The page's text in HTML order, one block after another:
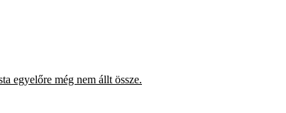
egyelőre még nem állt össze.